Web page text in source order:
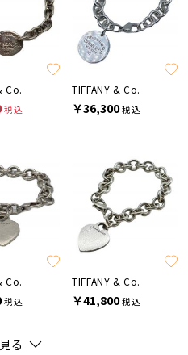
Co.
税込
TIFFANY & Co.
￥36,300税込
Co.
税込
TIFFANY & Co.
￥41,800税込
る